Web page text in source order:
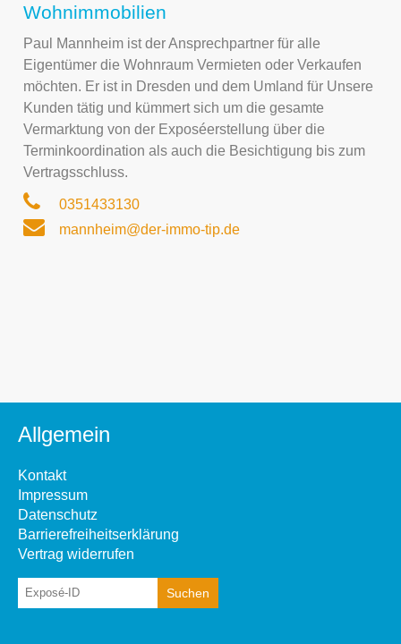
Wohnimmobilien
Paul Mannheim ist der Ansprechpartner für alle
Eigentümer die Wohnraum Vermieten oder Verkaufen
möchten. Er ist in Dresden und dem Umland für Unsere
Kunden tätig und kümmert sich um die gesamte
Vermarktung von der Exposéerstellung über die
Terminkoordination als auch die Besichtigung bis zum
Vertragsschluss.
0351433130
mannheim@der-immo-tip.de
Allgemein
Kontakt
Impressum
Datenschutz
Barrierefreiheitserklärung
Vertrag widerrufen